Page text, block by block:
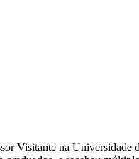
Visitante na